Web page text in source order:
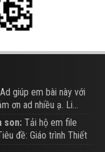
Ad giúp em bài này với
ơn ad nhiều ạ. Li...
son: Tải hộ em file
đề: Giáo trình Thiết